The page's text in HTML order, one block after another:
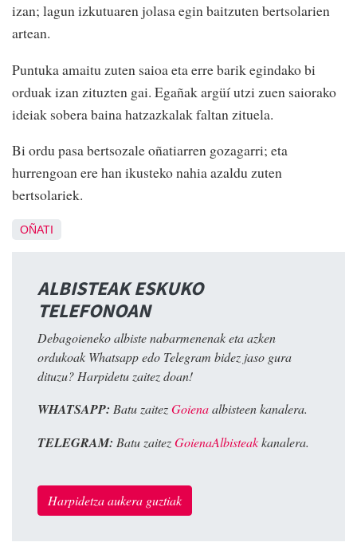
izan; lagun izkutuaren jolasa egin baitzuten bertsolarien
artean.
Puntuka amaitu zuten saioa eta erre barik egindako bi
orduak izan zituzten gai. Egañak argüí utzi zuen saiorako
ideiak sobera baina hatzazkalak faltan zituela.
Bi ordu pasa bertsozale oñatiarren gozagarri; eta
hurrengoan ere han ikusteko nahia azaldu zuten
bertsolariek.
OÑATI
ALBISTEAK ESKUKO
TELEFONOAN
Debagoieneko albiste nabarmenenak eta azken
ordukoak Whatsapp edo Telegram bidez jaso gura
dituzu? Harpidetu zaitez doan!
WHATSAPP: Batu zaitezGoienaalbisteen kanalera.
TELEGRAM: Batu zaitezGoienaAlbisteakkanalera.
Harpidetza aukera guztiak